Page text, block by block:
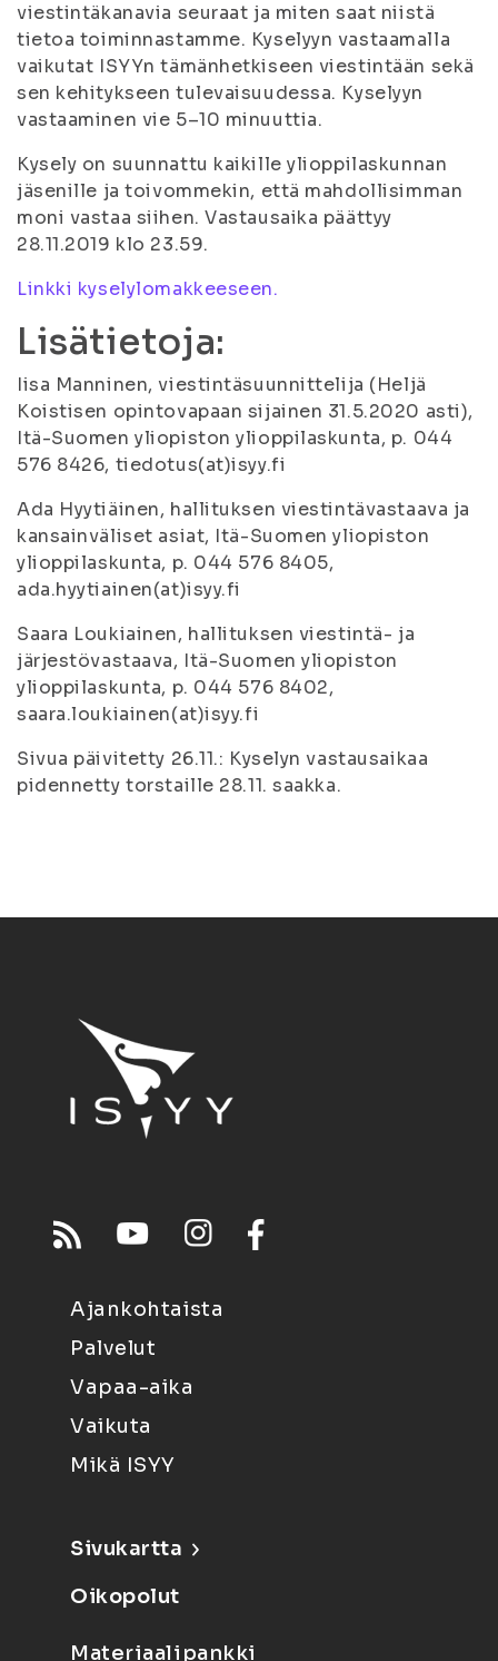
viestintäkanavia seuraat ja miten saat niistä
tietoa toiminnastamme. Kyselyyn vastaamalla
vaikutat ISYYn tämänhetkiseen viestintään sekä
sen kehitykseen tulevaisuudessa. Kyselyyn
vastaaminen vie 5–10 minuuttia.
Kysely on suunnattu kaikille ylioppilaskunnan
jäsenille ja toivommekin, että mahdollisimman
moni vastaa siihen. Vastausaika päättyy
28.11.2019 klo 23.59.
Linkki kyselylomakkeeseen.
Lisätietoja:
Iisa Manninen, viestintäsuunnittelija (Heljä
Koistisen opintovapaan sijainen 31.5.2020 asti),
Itä-Suomen yliopiston ylioppilaskunta, p. 044
576 8426, tiedotus(at)isyy.fi
Ada Hyytiäinen, hallituksen viestintävastaava ja
kansainväliset asiat, Itä-Suomen yliopiston
ylioppilaskunta, p. 044 576 8405,
ada.hyytiainen(at)isyy.fi
Saara Loukiainen, hallituksen viestintä- ja
järjestövastaava, Itä-Suomen yliopiston
ylioppilaskunta, p. 044 576 8402,
saara.loukiainen(at)isyy.fi
Sivua päivitetty 26.11.: Kyselyn vastausaikaa
pidennetty torstaille 28.11. saakka.
Ajankohtaista
Palvelut
Vapaa-aika
Vaikuta
Mikä ISYY
Sivukartta
Oikopolut
Materiaalipankki